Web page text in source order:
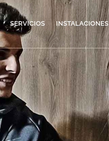
SERVICIOS INSTALACIONES